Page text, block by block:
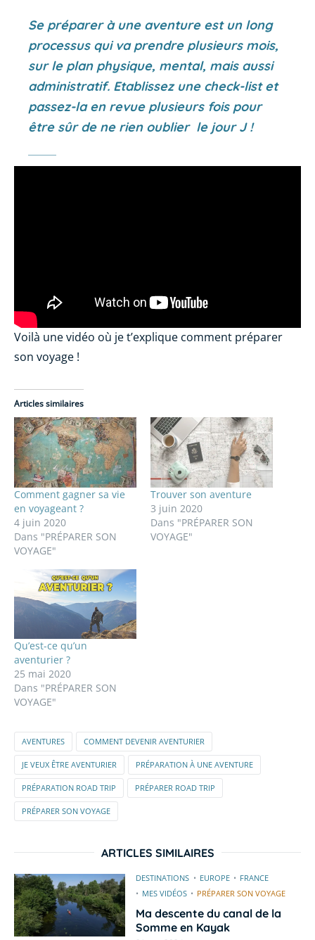
Se préparer à une aventure est un long
processus qui va prendre plusieurs mois,
sur le plan physique, mental, mais aussi
administratif. Etablissez une check-list et
passez-la en revue plusieurs fois pour
être sûr de ne rien oublier le jour J !
Voilà une vidéo où je t’explique comment préparer
son voyage !
Articles similaires
Comment gagner sa vie
en voyageant ?
4 juin 2020
Dans "PRÉPARER SON
VOYAGE"
Trouver son aventure
3 juin 2020
Dans "PRÉPARER SON
VOYAGE"
Qu’est-ce qu’un
aventurier ?
25 mai 2020
Dans "PRÉPARER SON
VOYAGE"
AVENTURES COMMENT DEVENIR AVENTURIER
JE VEUX ÊTRE AVENTURIER PRÉPARATION À UNE AVENTURE
PRÉPARATION ROAD TRIP PRÉPARER ROAD TRIP
PRÉPARER SON VOYAGE
ARTICLES SIMILAIRES
DESTINATIONS EUROPE
FRANCE
MES VIDÉOS
PRÉPARER SON VOYAGE
Ma descente du canal de la
Somme en Kayak